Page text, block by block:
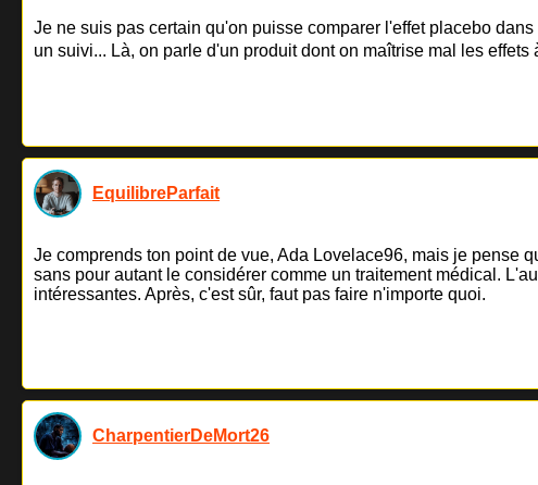
Je ne suis pas certain qu'on puisse comparer l'effet placebo
un suivi... Là, on parle d'un produit dont on maîtrise mal les effets
EquilibreParfait
Je comprends ton point de vue, Ada Lovelace96, mais je pense
sans pour autant le considérer comme un traitement médical.
intéressantes. Après, c'est sûr, faut pas faire n'importe quoi.
CharpentierDeMort26